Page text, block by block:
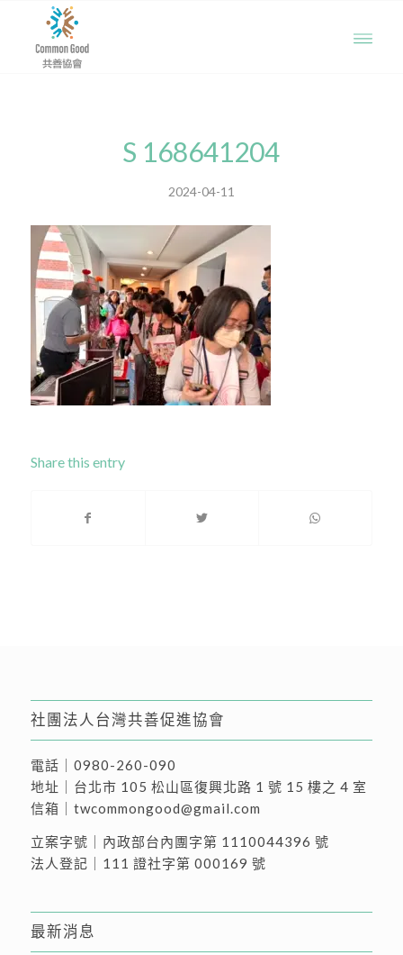
S 168641204
2024-04-11
Share this entry
社團法人台灣共善促進協會
電話｜ 0980-260-090
地址｜ 台北市 105 松山區復興北路 1 號 15 樓之 4 室
信箱｜ twcommongood@gmail.com
立案字號｜內政部台內團字第 1110044396 號
法人登記｜111 證社字第 000169 號
最新消息